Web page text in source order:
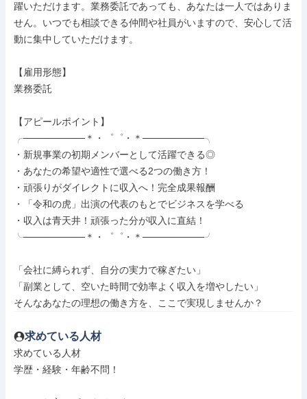
躍いただけます。業務委託であっても、あなたは一人ではありま
せん。いつでも相談できる仲間や社員がいますので、安心して活
動に集中していただけます。
【雇用形態】
業務委託
【アピールポイント】
╭─────────＊・゜゜・＊─────────╮
・新規事業の初期メンバーとして活躍できる◎
・あなたの希望や適性で選べる2つの働き方！
・頑張りがダイレクトに収入へ！完全成果報酬
・「令和の虎」出演の代表のもとでビジネスを学べる
・収入は青天井！頑張った分が収入に直結！
╰─────────＊・゜゜・＊─────────╯
「会社に縛られず、自分の実力で稼ぎたい」
「副業として、空いた時間で効率よく収入を増やしたい」
そんなあなたの理想の働き方を、ここで実現しませんか？
求めている人材
求めている人材
学歴・経験・年齢不問！